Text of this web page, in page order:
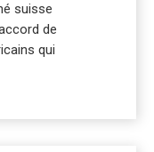
suisse
de
qui